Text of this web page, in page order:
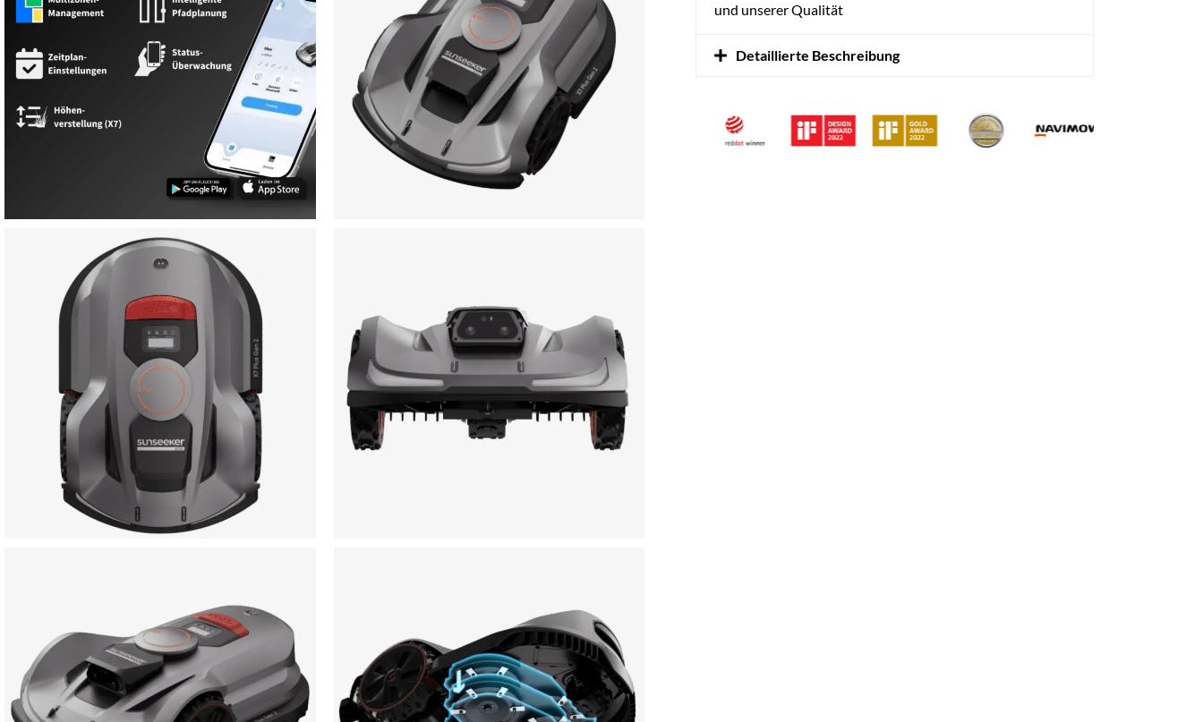
und unserer Qualität
Detaillierte Beschreibung